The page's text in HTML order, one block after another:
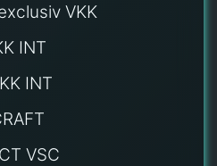
VKK
INT
INT
VSC